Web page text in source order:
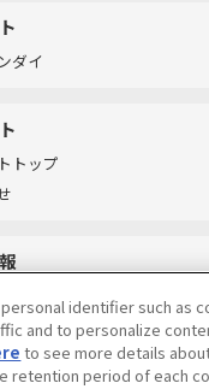
ダイ
トップ
ィ
identifier such as
and to personalize
to see more details
retention period of each